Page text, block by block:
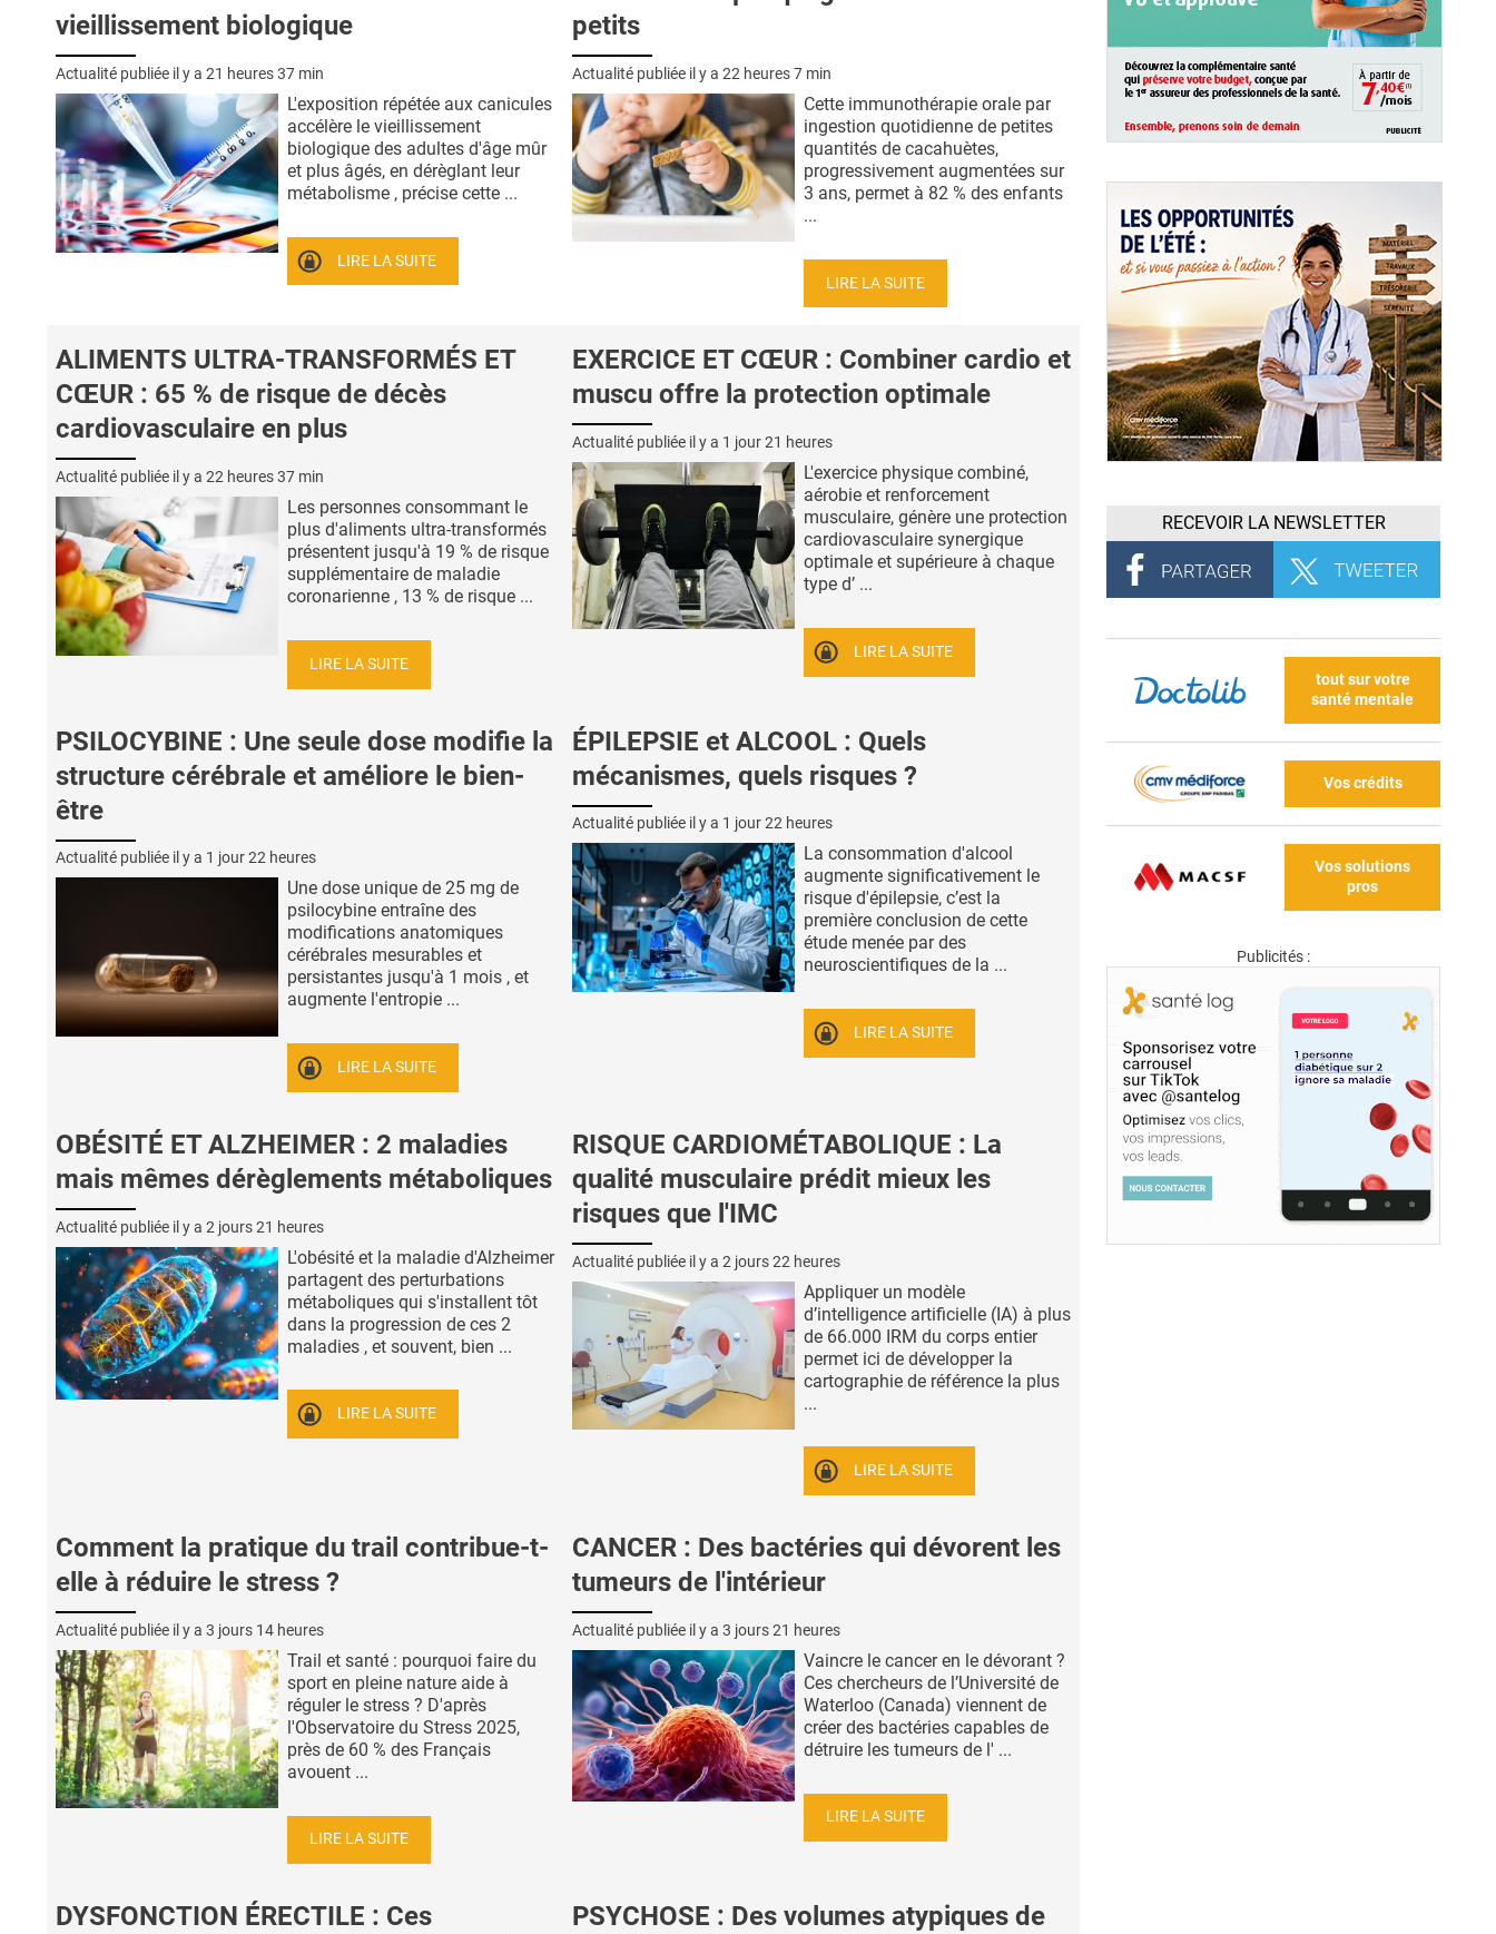
vieillissement biologique
Actualité publiée il y a 21 heures 37 min
L'exposition répétée aux canicules
accélère le vieillissement
biologique des adultes d'âge mûr
et plus âgés, en dérèglant leur
métabolisme , précise cette ...
LIRE LA SUITE
petits
Actualité publiée il y a 22 heures 7 min
Cette immunothérapie orale par
ingestion quotidienne de petites
quantités de cacahuètes,
progressivement augmentées sur
3 ans, permet à 82 % des enfants
...
LIRE LA SUITE
ALIMENTS ULTRA-TRANSFORMÉS ET
CŒUR : 65 % de risque de décès
cardiovasculaire en plus
Actualité publiée il y a 22 heures 37 min
Les personnes consommant le
plus d'aliments ultra-transformés
présentent jusqu'à 19 % de risque
supplémentaire de maladie
coronarienne , 13 % de risque ...
LIRE LA SUITE
EXERCICE ET CŒUR : Combiner cardio et
muscu offre la protection optimale
Actualité publiée il y a 1 jour 21 heures
L'exercice physique combiné,
aérobie et renforcement
musculaire, génère une protection
cardiovasculaire synergique
optimale et supérieure à chaque
type d’ ...
LIRE LA SUITE
PSILOCYBINE : Une seule dose modifie la
structure cérébrale et améliore le bien-
être
Actualité publiée il y a 1 jour 22 heures
Une dose unique de 25 mg de
psilocybine entraîne des
modifications anatomiques
cérébrales mesurables et
persistantes jusqu'à 1 mois , et
augmente l'entropie ...
LIRE LA SUITE
ÉPILEPSIE et ALCOOL : Quels
mécanismes, quels risques ?
Actualité publiée il y a 1 jour 22 heures
La consommation d'alcool
augmente significativement le
risque d'épilepsie, c’est la
première conclusion de cette
étude menée par des
neuroscientifiques de la ...
LIRE LA SUITE
OBÉSITÉ ET ALZHEIMER : 2 maladies
mais mêmes dérèglements métaboliques
Actualité publiée il y a 2 jours 21 heures
L'obésité et la maladie d'Alzheimer
partagent des perturbations
métaboliques qui s'installent tôt
dans la progression de ces 2
maladies , et souvent, bien ...
LIRE LA SUITE
RISQUE CARDIOMÉTABOLIQUE : La
qualité musculaire prédit mieux les
risques que l'IMC
Actualité publiée il y a 2 jours 22 heures
Appliquer un modèle
d’intelligence artificielle (IA) à plus
de 66.000 IRM du corps entier
permet ici de développer la
cartographie de référence la plus
...
LIRE LA SUITE
Comment la pratique du trail contribue-t-
elle à réduire le stress ?
Actualité publiée il y a 3 jours 14 heures
Trail et santé : pourquoi faire du
sport en pleine nature aide à
réguler le stress ? D'après
l'Observatoire du Stress 2025,
près de 60 % des Français
avouent ...
LIRE LA SUITE
CANCER : Des bactéries qui dévorent les
tumeurs de l'intérieur
Actualité publiée il y a 3 jours 21 heures
Vaincre le cancer en le dévorant ?
Ces chercheurs de l’Université de
Waterloo (Canada) viennent de
créer des bactéries capables de
détruire les tumeurs de l' ...
LIRE LA SUITE
DYSFONCTION ÉRECTILE : Ces
PSYCHOSE : Des volumes atypiques de
RECEVOIR LA NEWSLETTER
tout sur votre
santé mentale
Vos crédits
Vos solutions
pros
Publicités :